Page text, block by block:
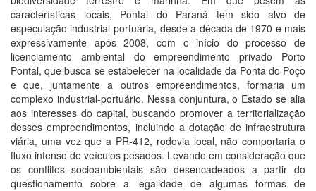
características locais, Pontal do Paraná tem sido alvo de
especulação industrial-portuária, desde a década de 1970 e mais
expressivamente após 2008, com o início do processo de
licenciamento ambiental do empreendimento privado Porto
Pontal, que busca se estabelecer na localidade da Ponta do Poço
e que, juntamente a outros empreendimentos, formaria um
complexo industrial-portuário. Nessa conjuntura, o Estado se alia
aos interesses do capital, buscando promover a territorialização
desses empreendimentos, incluindo a dotação de infraestrutura
viária, uma vez que a PR-412, rodovia local, não comportaria o
fluxo intenso de veículos pesados. Levando em consideração que
os conflitos socioambientais são desencadeados a partir do
questionamento sobre a legalidade de algumas formas de